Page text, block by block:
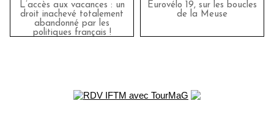
L’accès aux vacances : un
droit inachevé totalement
abandonné par les
politiques français !
Eurovélo 19, sur les boucles
de la Meuse